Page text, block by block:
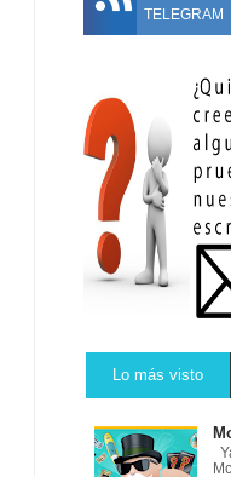
TELEGRAM
Lo más visto